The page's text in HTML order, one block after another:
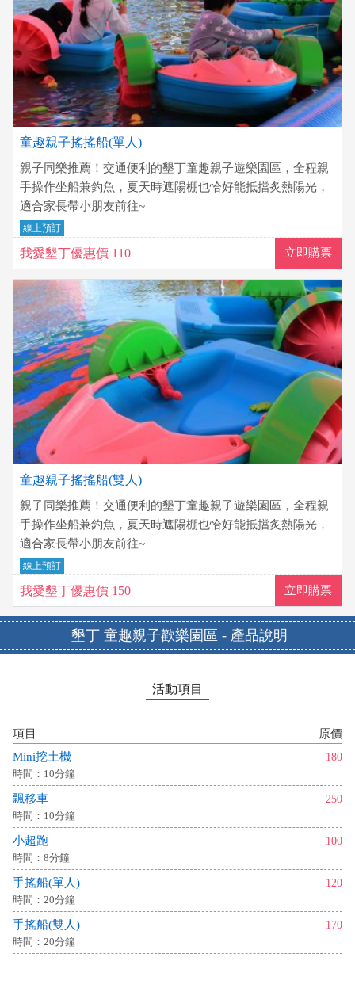
童趣親子搖搖船(單人)
親子同樂推薦！交通便利的墾丁童趣親子遊樂園區，全程親
手操作坐船兼釣魚，夏天時遮陽棚也恰好能抵擋炙熱陽光，
適合家長帶小朋友前往~
線上預訂
我愛墾丁優惠價 110 立即購票
童趣親子搖搖船(雙人)
親子同樂推薦！交通便利的墾丁童趣親子遊樂園區，全程親
手操作坐船兼釣魚，夏天時遮陽棚也恰好能抵擋炙熱陽光，
適合家長帶小朋友前往~
線上預訂
我愛墾丁優惠價 150 立即購票
墾丁 童趣親子歡樂園區 - 產品說明
活動項目
項目
原價
Mini挖土機
時間：10分鐘
180
飄移車
時間：10分鐘
250
小超跑
時間：8分鐘
100
手搖船(單人)
時間：20分鐘
120
手搖船(雙人)
時間：20分鐘
170